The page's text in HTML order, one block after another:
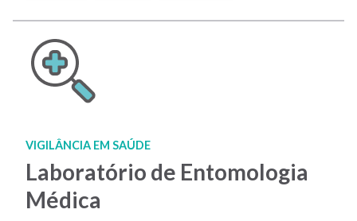
VIGILÂNCIA EM SAÚDE
Laboratório de Entomologia
Médica